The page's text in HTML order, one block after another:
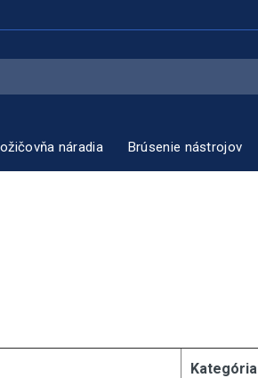
náradia Brúsenie nástrojov
Kategória